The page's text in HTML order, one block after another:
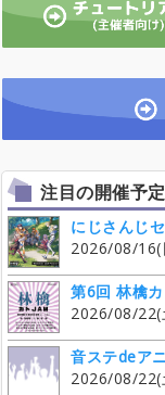
注目の開催予
にじさんじ
2026/08/16(
第6回 林檎
2026/08/22(
音ステdeア
2026/08/22(